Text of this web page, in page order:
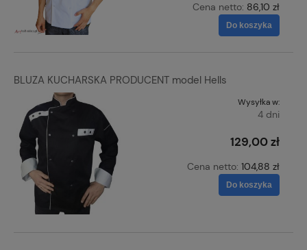
Cena netto: 86,10 zł
Do koszyka
BLUZA KUCHARSKA PRODUCENT model Hells
Wysyłka w:
4 dni
129,00 zł
Cena netto: 104,88 zł
Do koszyka